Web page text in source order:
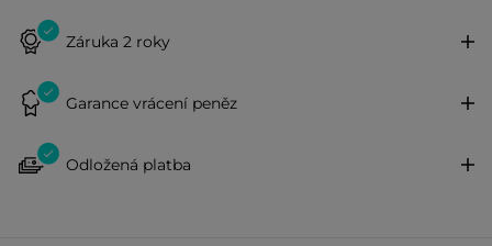
Záruka 2 roky
Garance vrácení peněz
Odložená platba